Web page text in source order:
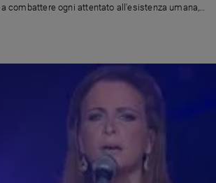
combattere ogni attentato all'esistenza umana,